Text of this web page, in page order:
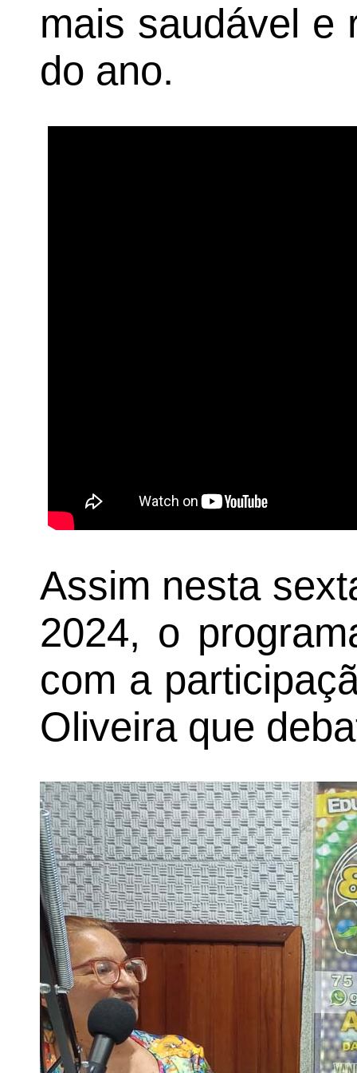
mais saudável e
do ano.
Assim nesta
2024, o
com a
Oliveira que